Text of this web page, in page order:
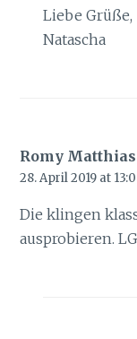
Liebe Grüße,
Natascha
Romy Matthias
28. April 2019 at
Die klingen
ausprobieren.